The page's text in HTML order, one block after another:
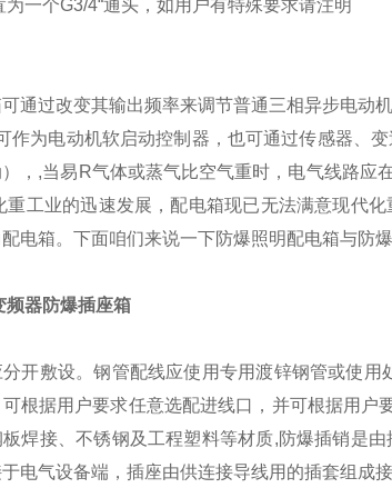
一个G3/4“通头，如用户有特殊要求请注明
通过改变其输出频率来调节普通三相异步电动
作为电动机软启动控制器，也可通过传感器、
，,当易R气体或蒸气比空气重时，电气线路
重工业的迅速发展，配电箱现已无法满意现代
电箱。下面咱们来说一下防爆照明配电箱与防
频器防爆插座箱
开敷设。钢管配线应使用专用渡锌钢管或使
根据用户要求任意选配进线口，并可根据用户
焊接、不锈钢及工程塑料等材质,防爆插销是
电气设备端，插座由供连接导线用的插套组成